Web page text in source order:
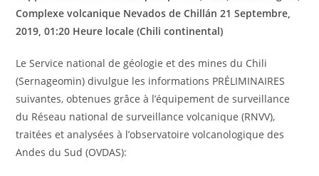
Complexe volcanique Nevados de Chillán 21 Septembre,
2019, 01:20 Heure locale (Chili continental)
Le Service national de géologie et des mines du Chili
(Sernageomin) divulgue les informations PRÉLIMINAIRES
suivantes, obtenues grâce à l’équipement de surveillance
du Réseau national de surveillance volcanique (RNVV),
traitées et analysées à l’observatoire volcanologique des
Andes du Sud (OVDAS):